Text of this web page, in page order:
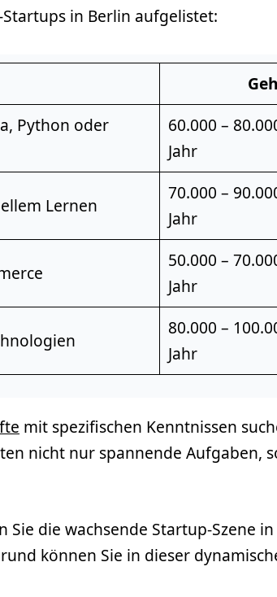
in Berlin aufgelistet:
Python oder
60.000 –
Jahr
Lernen
70.000 –
Jahr
50.000 –
Jahr
80.000 –
Jahr
mit spezifischen Kenntnissen
nicht nur spannende Aufgaben,
die wachsende Startup-Szene
können Sie in dieser